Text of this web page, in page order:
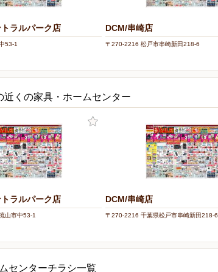
ラルパーク店
53-1
DCM/串崎店
〒270-2216 松戸市串崎新田218-6
近くの家具・ホームセンター
ラルパーク店
山市中53-1
DCM/串崎店
〒270-2216 千葉県松戸市串崎新田218-6
センターチラシ一覧